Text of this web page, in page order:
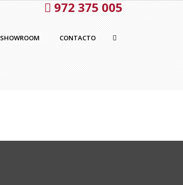
972 375 005
SHOWROOM CONTACTO